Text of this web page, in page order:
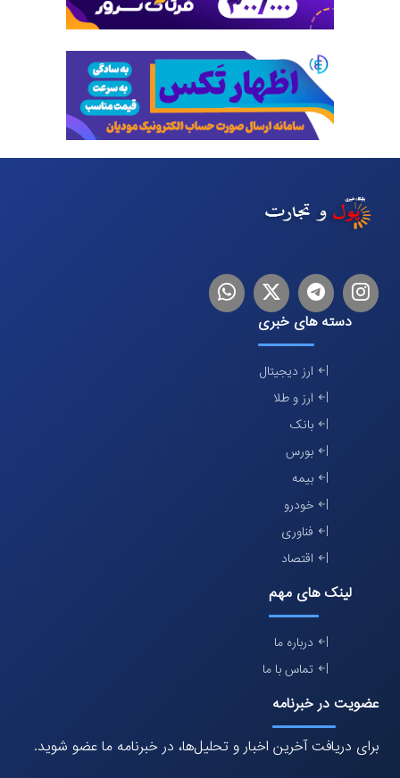
اینستاگرام
تلگرام توییترلینکدین
دسته های خبری
ارز دیجیتال
ارز و طلا
بانک
بورس
بیمه
خودرو
فناوری
اقتصاد
لینک های مهم
درباره ما
تماس با ما
عضویت در خبرنامه
برای دریافت آخرین اخبار و تحلیل‌ها، در خبرنامه ما عضو شوید.